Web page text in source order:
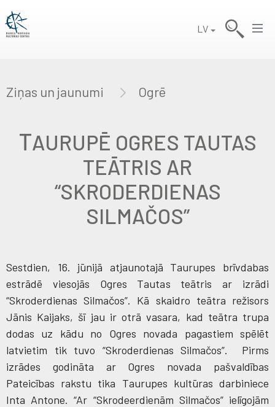
LV
Ziņas un jaunumi Ogrē
TAURUPĒ OGRES TAUTAS
TEĀTRIS AR
“SKRODERDIENAS
SILMAČOS”
Sestdien, 16. jūnijā atjaunotajā Taurupes brīvdabas
estrādē viesojās Ogres Tautas teātris ar izrādi
“Skroderdienas Silmačos”. Kā skaidro teātra režisors
Jānis Kaijaks, šī jau ir otrā vasara, kad teātra trupa
dodas uz kādu no Ogres novada pagastiem spēlēt
latvietim tik tuvo “Skroderdienas Silmačos”.
Pirms
izrādes godināta ar Ogres novada pašvaldības
Pateicības rakstu tika Taurupes kultūras darbiniece
Inta Antone. “Ar “Skrodeerdienām Silmačos” ielīgojām